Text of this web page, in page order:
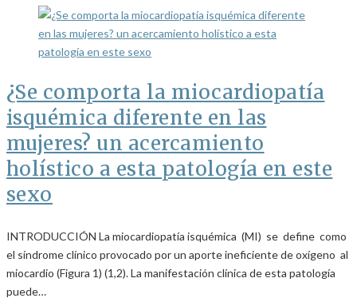
¿Se comporta la miocardiopatía
isquémica diferente en las
mujeres? un acercamiento
holístico a esta patología en este
sexo
INTRODUCCIÓN La miocardiopatía isquémica (MI) se define como
el síndrome clínico provocado por un aporte ineficiente de oxígeno al
miocardio (Figura 1) (1,2). La manifestación clínica de esta patología
puede…